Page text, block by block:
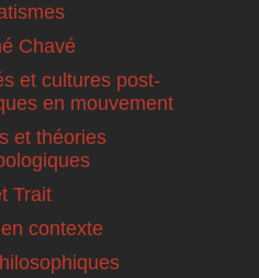
Chavé
et cultures post-
en mouvement
et théories
Trait
contexte